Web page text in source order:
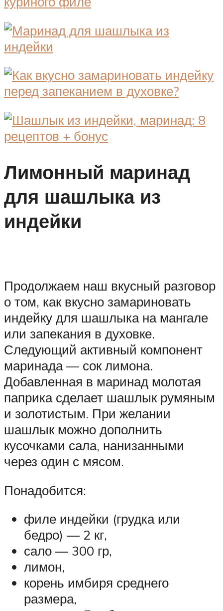
Лимонный маринад
для шашлыка из
индейки
Продолжаем наш вкусный разговор
о том, как вкусно замариновать
индейку для шашлыка на мангале
или запекания в духовке.
Следующий активный компонент
маринада — сок лимона.
Добавленная в маринад молотая
паприка сделает шашлык румяным
и золотистым. При желании
шашлык можно дополнить
кусочками сала, нанизанными
через один с мясом.
Понадобится:
филе индейки (грудка или
бедро) — 2 кг,
сало — 300 гр,
лимон,
корень имбиря среднего
размера,